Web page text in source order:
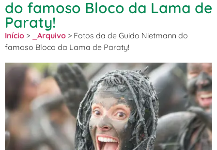
do famoso Bloco da Lama de
Paraty!
Início > _Arquivo > Fotos da de Guido Nietmann do
famoso Bloco da Lama de Paraty!